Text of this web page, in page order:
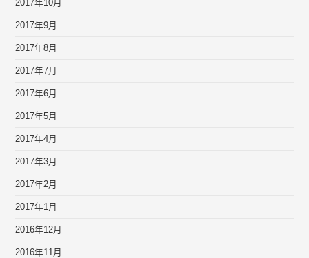
2017年10月
2017年9月
2017年8月
2017年7月
2017年6月
2017年5月
2017年4月
2017年3月
2017年2月
2017年1月
2016年12月
2016年11月